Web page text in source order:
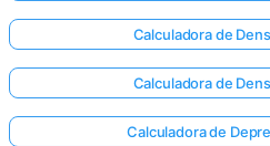
Calculadora de
Calculadora de
Calculadora de